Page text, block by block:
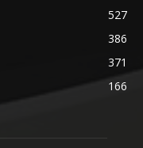
527
386
371
166